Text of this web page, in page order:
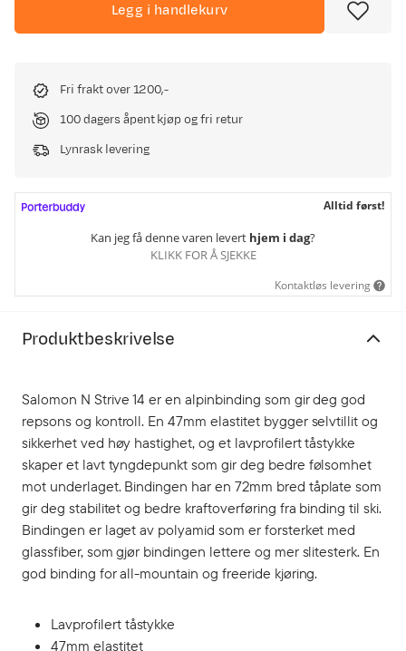
Legg i handlekurv
Fri frakt over 1200,-
100 dagers åpent kjøp og fri retur
Lynrask levering
Alltid først!
Kan jeg få denne varen levert hjem i dag?
KLIKK FOR Å SJEKKE
Kontaktløs levering
Produktbeskrivelse
Salomon N Strive 14 er en alpinbinding som gir deg god
repsons og kontroll. En 47mm elastitet bygger selvtillit og
sikkerhet ved høy hastighet, og et lavprofilert tåstykke
skaper et lavt tyngdepunkt som gir deg bedre følsomhet
mot underlaget. Bindingen har en 72mm bred tåplate som
gir deg stabilitet og bedre kraftoverføring fra binding til ski.
Bindingen er laget av polyamid som er forsterket med
glassfiber, som gjør bindingen lettere og mer slitesterk. En
god binding for all-mountain og freeride kjøring.
Lavprofilert tåstykke
47mm elastitet